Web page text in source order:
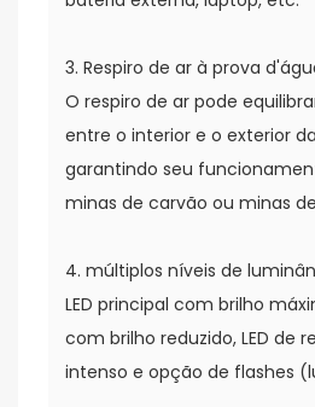
3. Respiro de ar à prova
O respiro de ar pode
entre o interior e o exterior
garantindo seu
minas de carvão ou minas
4. múltiplos níveis de
LED principal com brilho
com brilho reduzido, LED de
intenso e opção de flashes